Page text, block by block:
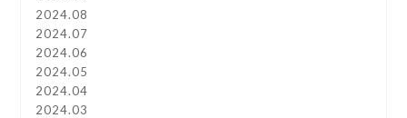
2024.08
2024.07
2024.06
2024.05
2024.04
2024.03